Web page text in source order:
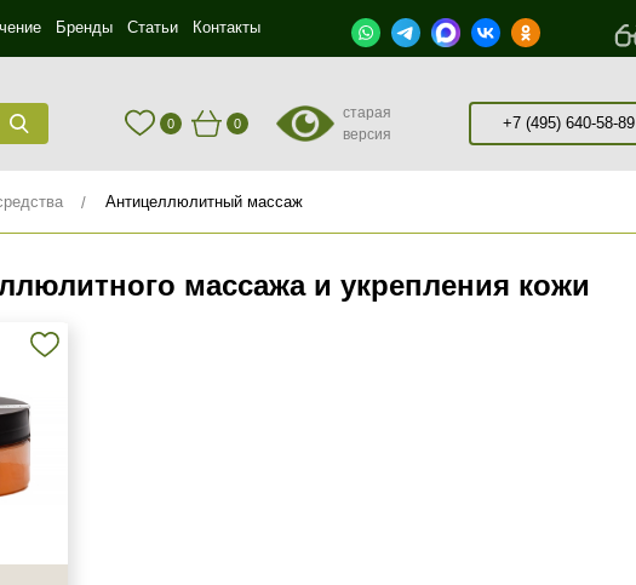
Бренды Статьи Контакты
0 0
старая
версия
+7 (495) 640-58-89
Антицеллюлитный массаж
массажа и укрепления кожи